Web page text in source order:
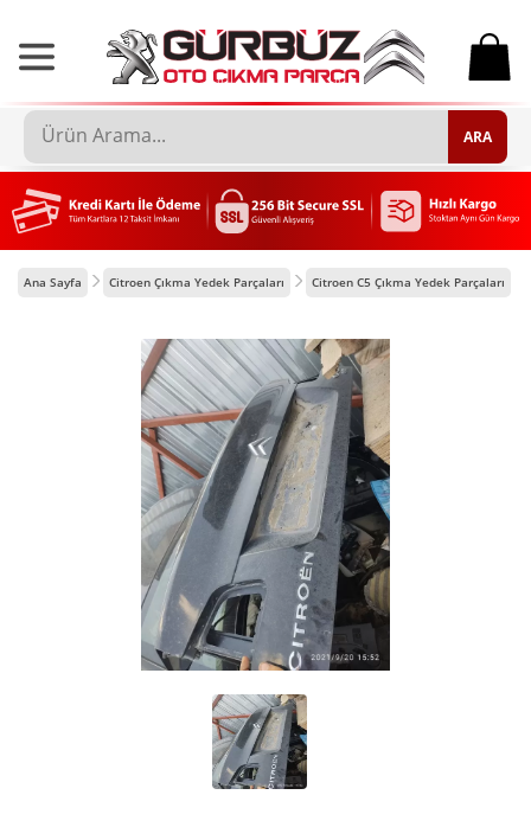
0
ARA
Ana Sayfa Citroen Çıkma Yedek Parçaları Citroen C5 Çıkma Yedek Parçaları